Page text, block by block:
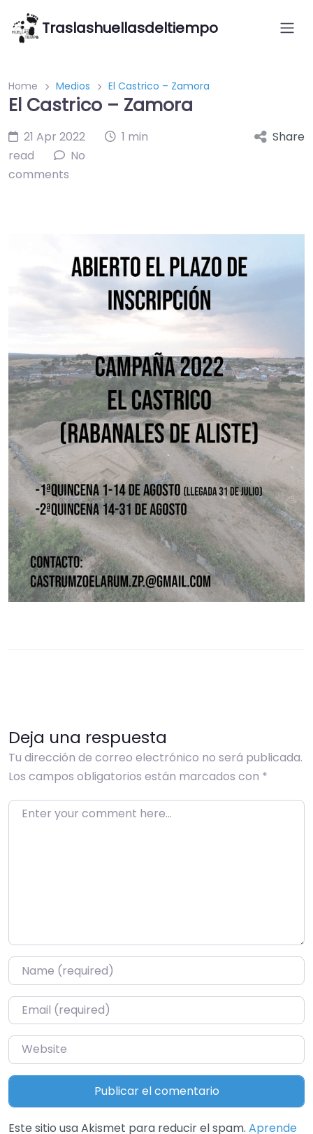
Traslashuellasdeltiempo
Home Medios El Castrico – Zamora
El Castrico – Zamora
21 Apr 2022
1 min
read
No
comments
Share
Deja una respuesta
Tu dirección de correo electrónico no será publicada.
Los campos obligatorios están marcados con *
Enter your comment here…
Name*
Email*
Website
Este sitio usa Akismet para reducir el spam. Aprende